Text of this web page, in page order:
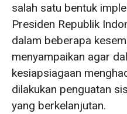
salah satu bentuk
Presiden Republik
dalam beberapa
menyampaikan agar
kesiapsiagaan
dilakukan penguatan
yang berkelanjutan.